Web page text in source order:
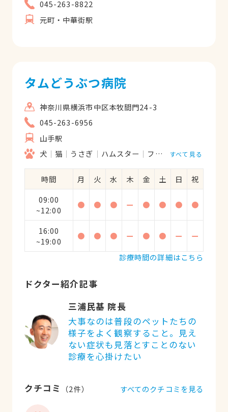
つも本当にありがとうございます。
045-263-8822
元町・中華街駅
タムどうぶつ病院
神奈川県横浜市中区本牧間門24-3
045-263-6956
山手駅
犬
猫 うさぎ ハムスター フェレット すべて見る
時間 月 火 水 木 金 土 日
祝
09:00
~12:00
● ● ● ー ● ● ● ●
16:00
~19:00
● ● ● ー ● ● ー
ー
診療時間の詳細はこちら
ドクター紹介記事
三浦民基 院長
大事なのは普段のペットたちの
様子をよく観察すること。見え
ない症状も見落とすことのない
診療を心掛けたい
クチコミ （2件） すべてのクチコミを見る